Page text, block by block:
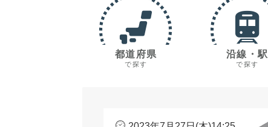
都道府県
で探す
沿線・駅
で探す